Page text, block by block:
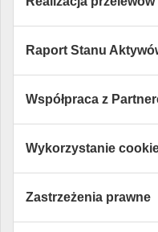
Raport Stanu
Współpraca z
Wykorzystanie
Zastrzeżenia prawne